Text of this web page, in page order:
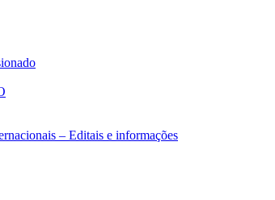
– Editais e informações